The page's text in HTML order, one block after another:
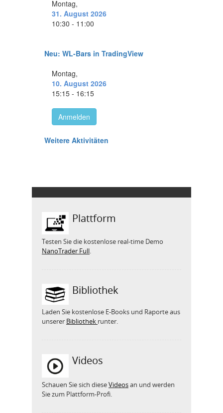
Plattform
Testen Sie die kostenlose real-time Demo
NanoTrader Full.
Bibliothek
Laden Sie kostenlose E-Books und Raporte aus
unserer Bibliothek runter.
Videos
Schauen Sie sich dieseVideosan und werden
Sie zum Plattform-Profi.